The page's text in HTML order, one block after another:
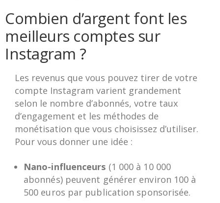
Combien d’argent font les
meilleurs comptes sur
Instagram ?
Les revenus que vous pouvez tirer de votre
compte Instagram varient grandement
selon le nombre d’abonnés, votre taux
d’engagement et les méthodes de
monétisation que vous choisissez d’utiliser.
Pour vous donner une idée :
Nano-influenceurs (1 000 à 10 000
abonnés) peuvent générer environ 100 à
500 euros par publication sponsorisée.